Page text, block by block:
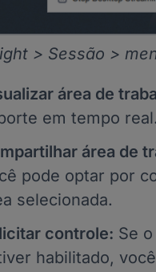
> Sessão >
área de
em tempo real.
área de
pode optar por
selecionada.
controle: Se
habilitado,